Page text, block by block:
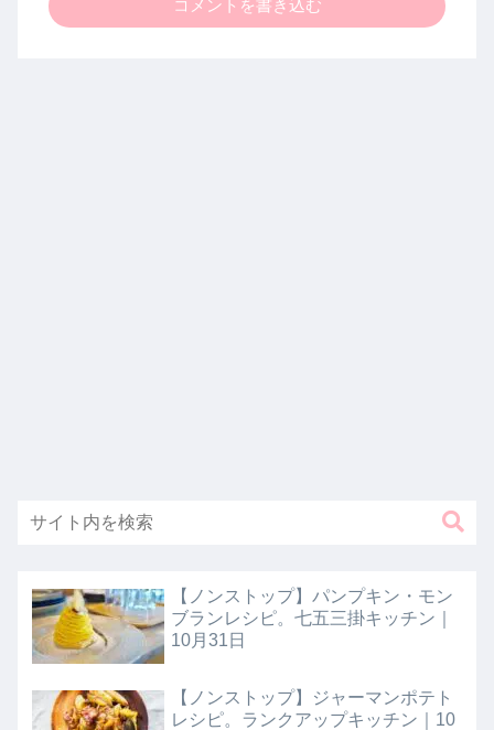
コメントを書き込む
【ノンストップ】パンプキン・モン
ブランレシピ。七五三掛キッチン｜
10月31日
【ノンストップ】ジャーマンポテト
レシピ。ランクアップキッチン｜10